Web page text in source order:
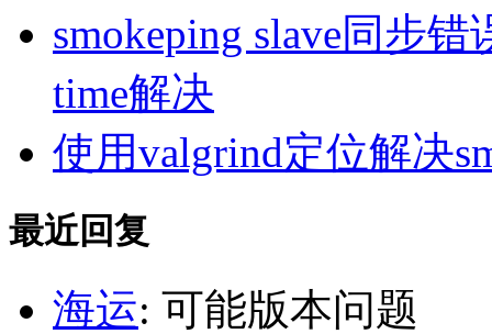
smokeping slave同步错
time解决
使用valgrind定位解决
最近回复
海运: 可能版本问题